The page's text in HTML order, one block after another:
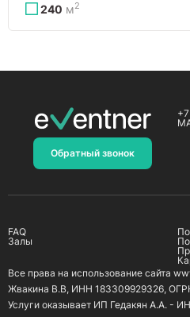
240 м2
Обратный звонок
FAQ
Залы
Все права на использование сайта
Жвакина В.В, ИНН 183309929326,
Услуги оказывает ИП Гедакян А.А. -